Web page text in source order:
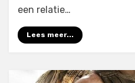
een relatie…
Lees meer...